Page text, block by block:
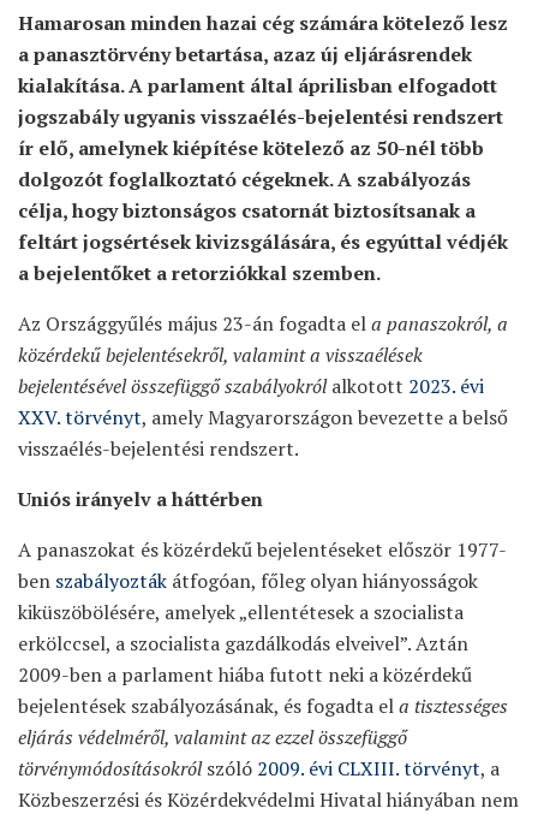
Hamarosan minden hazai cég számára kötelező lesz
a panasztörvény betartása, azaz új eljárásrendek
kialakítása. A parlament által áprilisban elfogadott
jogszabály ugyanis visszaélés-bejelentési rendszert
ír elő, amelynek kiépítése kötelező az 50-nél több
dolgozót foglalkoztató cégeknek. A szabályozás
célja, hogy biztonságos csatornát biztosítsanak a
feltárt jogsértések kivizsgálására, és egyúttal védjék
a bejelentőket a retorziókkal szemben.
Az Országgyűlés május 23-án fogadta ela panaszokról, a
közérdekű bejelentésekről, valamint a visszaélések
bejelentésével összefüggő szabályokrólalkotott 2023. évi
XXV. törvényt, amely Magyarországon bevezette a belső
visszaélés-bejelentési rendszert.
Uniós irányelv a háttérben
A panaszokat és közérdekű bejelentéseket először 1977-
ben szabályozták átfogóan, főleg olyan hiányosságok
kiküszöbölésére, amelyek „ellentétesek a szocialista
erkölccsel, a szocialista gazdálkodás elveivel”. Aztán
2009-ben a parlament hiába futott neki a közérdekű
bejelentések szabályozásának, és fogadta ela tisztességes
eljárás védelméről, valamint az ezzel összefüggő
törvénymódosításokrólszóló 2009. évi CLXIII. törvényt, a
Közbeszerzési és Közérdekvédelmi Hivatal hiányában nem